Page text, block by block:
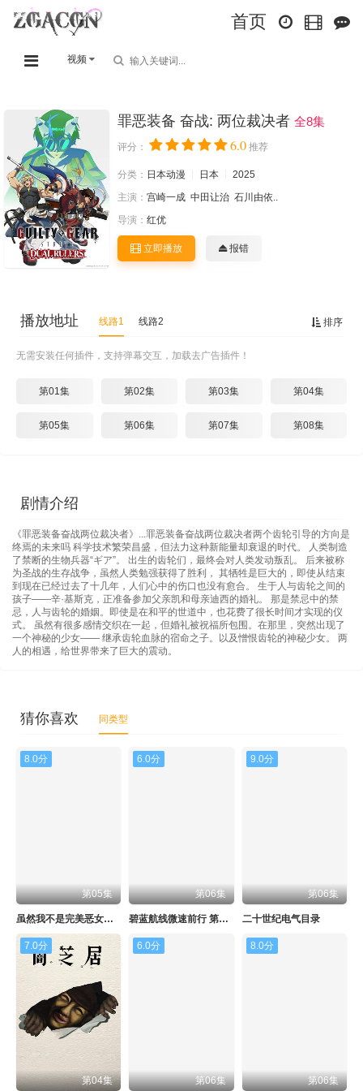
首页
视频
罪恶装备 奋战: 两位裁决者 全8集
评分： 6.0 推荐
分类： 日本动漫 日本
2025
主演： 宫崎一成 中田让治 石川由依..
导演： 红优
立即播放 报错
排序
播放地址 线路1 线路2
无需安装任何插件，支持弹幕交互，加载去广告插件！
第01集 第02集 第03集 第04集
第05集 第06集 第07集 第08集
剧情介绍
《罪恶装备奋战两位裁决者》...罪恶装备奋战两位裁决者两个齿轮引导的方向是
终焉的未来吗 科学技术繁荣昌盛，但法力这种新能量却衰退的时代。 人类制造
了禁断的生物兵器“ギア”。 出生的齿轮们，最终会对人类发动叛乱。 后来被称
为圣战的生存战争，虽然人类勉强获得了胜利， 其牺牲是巨大的，即使从结束
到现在已经过去了十几年，人们心中的伤口也没有愈合。 生于人与齿轮之间的
孩子——辛·基斯克，正准备参加父亲凯和母亲迪西的婚礼。 那是禁忌中的禁
忌，人与齿轮的婚姻。即使是在和平的世道中，也花费了很长时间才实现的仪
式。 虽然有很多感情交织在一起，但婚礼被祝福所包围。在那里，突然出现了
一个神秘的少女—— 继承齿轮血脉的宿命之子。以及憎恨齿轮的神秘少女。 两
人的相遇，给世界带来了巨大的震动。
猜你喜欢 同类型
8.0分
第05集
虽然我不是完美恶女～雏宫蝶鼠替换传～
6.0分
第06集
碧蓝航线微速前行 第二季
9.0分
第06集
二十世纪电气目录
7.0分
第04集
6.0分
第06集
8.0分
第06集